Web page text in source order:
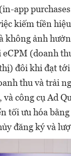
app
kiếm tiền
không ảnh
(doanh
đôi khi đạt tới
thu và trải
và công cụ Ad
tối ưu hóa
đăng ký và